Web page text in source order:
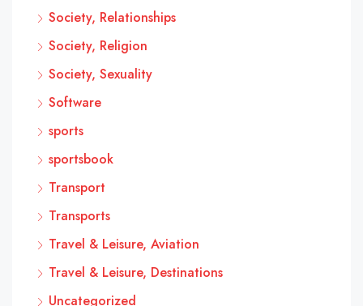
Society, Relationships
Society, Religion
Society, Sexuality
Software
sports
sportsbook
Transport
Transports
Travel & Leisure, Aviation
Travel & Leisure, Destinations
Uncategorized